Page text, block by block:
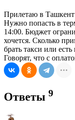
Прилетаю в Ташкент
Нужно попасть в
14:00. Бюджет
хочется. Сколько
брать такси или
Говорят, что с
Ответы 9